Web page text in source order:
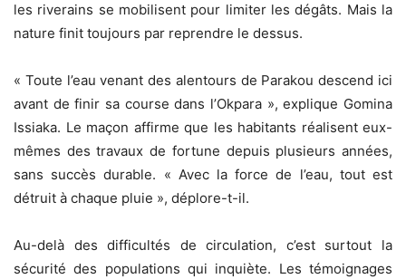
les riverains se mobilisent pour limiter les dégâts. Mais la
nature finit toujours par reprendre le dessus.
« Toute l’eau venant des alentours de Parakou descend ici
avant de finir sa course dans l’Okpara », explique Gomina
Issiaka. Le maçon affirme que les habitants réalisent eux-
mêmes des travaux de fortune depuis plusieurs années,
sans succès durable. « Avec la force de l’eau, tout est
détruit à chaque pluie », déplore-t-il.
Au-delà des difficultés de circulation, c’est surtout la
sécurité des populations qui inquiète. Les témoignages